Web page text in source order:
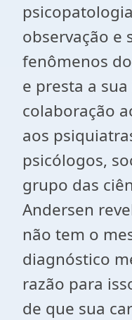
observação e
fenômenos
e presta a
colaboração
aos
psicólogos,
grupo das
Andersen
não tem o
diagnóstico
razão para
de que sua